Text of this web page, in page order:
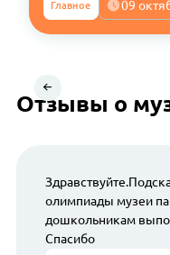
Главное 09
Отзывы о
олимпиады музеи
дошкольникам
Спасибо